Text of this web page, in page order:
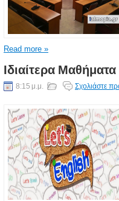
Read more »
Ιδιαίτερα
8:15 μ.μ. Σχολιάστε